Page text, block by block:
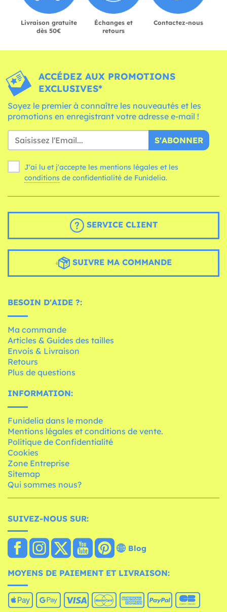
Livraison gratuite
dès 50€
Échanges et
retours
Contactez-nous
ACCÉDEZ AUX PROMOTIONS
EXCLUSIVES*
Soyez le premier à connaître les nouveautés et les
promotions en enregistrant votre adresse e-mail !
S'ABONNER
J'ai lu et j'accepte les mentions légales et les
conditions de confidentialité de Funidelia.
SERVICE CLIENT
SUIVRE MA COMMANDE
BESOIN D'AIDE ?:
Ma commande
Articles & Guides des tailles
Envois & Livraison
Retours
Plus de questions
INFORMATION:
Funidelia dans le monde
Mentions légales et conditions de vente.
Politique de Confidentialité
Cookies
Zone Entreprise
Sitemap
Qui sommes nous?
SUIVEZ-NOUS SUR:
Blog
MOYENS DE PAIEMENT ET LIVRAISON: